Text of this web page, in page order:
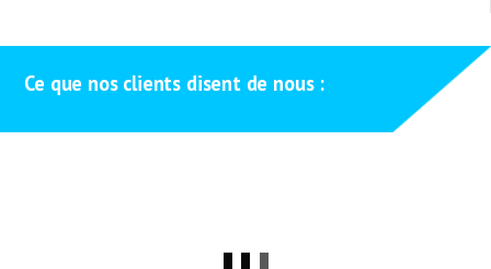
Ce que nos clients disent de nous :